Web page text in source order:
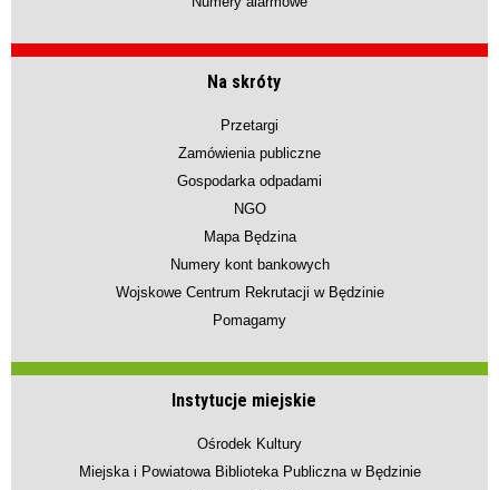
Na skróty
Przetargi
Zamówienia publiczne
Gospodarka odpadami
NGO
Mapa Będzina
Numery kont bankowych
Wojskowe Centrum Rekrutacji w Będzinie
Pomagamy
Instytucje miejskie
Ośrodek Kultury
Miejska i Powiatowa Biblioteka Publiczna w Będzinie